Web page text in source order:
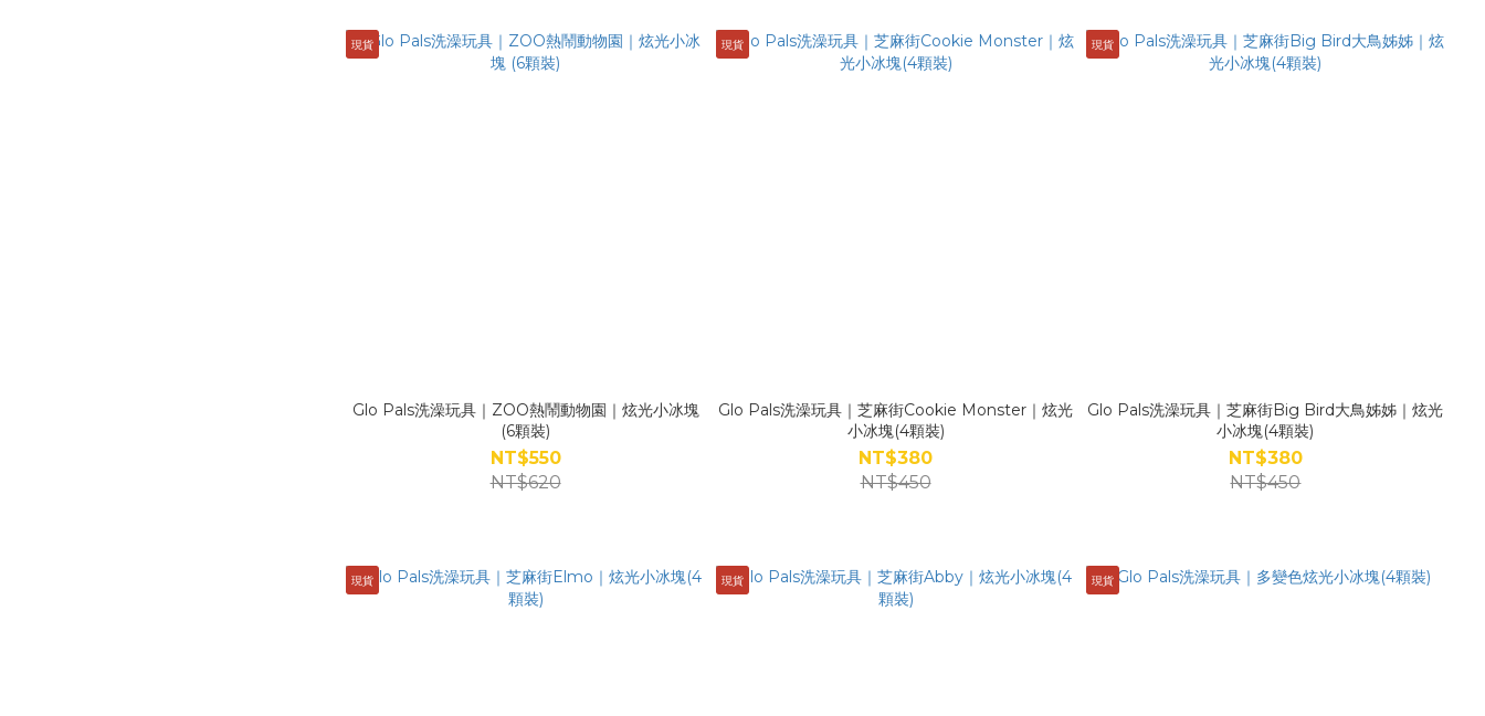
現貨
Glo Pals洗澡玩具｜ZOO熱鬧動物園｜炫光小冰塊
(6顆裝)
NT$550
NT$620
現貨
Glo Pals洗澡玩具｜芝麻街Cookie Monster｜炫光
小冰塊(4顆裝)
NT$380
NT$450
現貨
Glo Pals洗澡玩具｜芝麻街Big Bird大鳥姊姊｜炫光
小冰塊(4顆裝)
NT$380
NT$450
現貨 現貨 現貨